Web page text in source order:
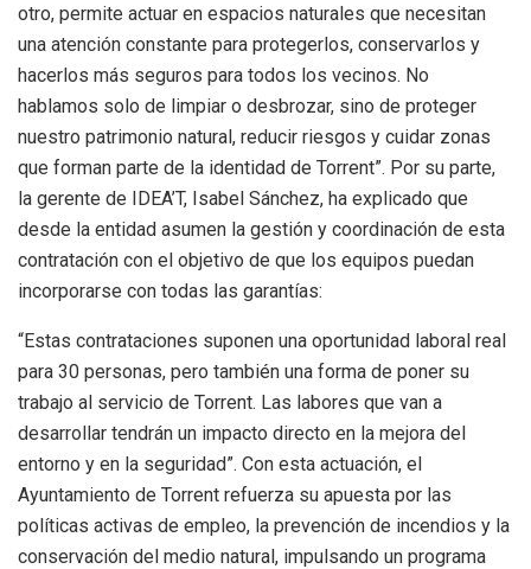
otro, permite actuar en espacios naturales que necesitan
una atención constante para protegerlos, conservarlos y
hacerlos más seguros para todos los vecinos. No
hablamos solo de limpiar o desbrozar, sino de proteger
nuestro patrimonio natural, reducir riesgos y cuidar zonas
que forman parte de la identidad de Torrent”. Por su parte,
la gerente de IDEA’T, Isabel Sánchez, ha explicado que
desde la entidad asumen la gestión y coordinación de esta
contratación con el objetivo de que los equipos puedan
incorporarse con todas las garantías:
“Estas contrataciones suponen una oportunidad laboral real
para 30 personas, pero también una forma de poner su
trabajo al servicio de Torrent. Las labores que van a
desarrollar tendrán un impacto directo en la mejora del
entorno y en la seguridad”. Con esta actuación, el
Ayuntamiento de Torrent refuerza su apuesta por las
políticas activas de empleo, la prevención de incendios y la
conservación del medio natural, impulsando un programa